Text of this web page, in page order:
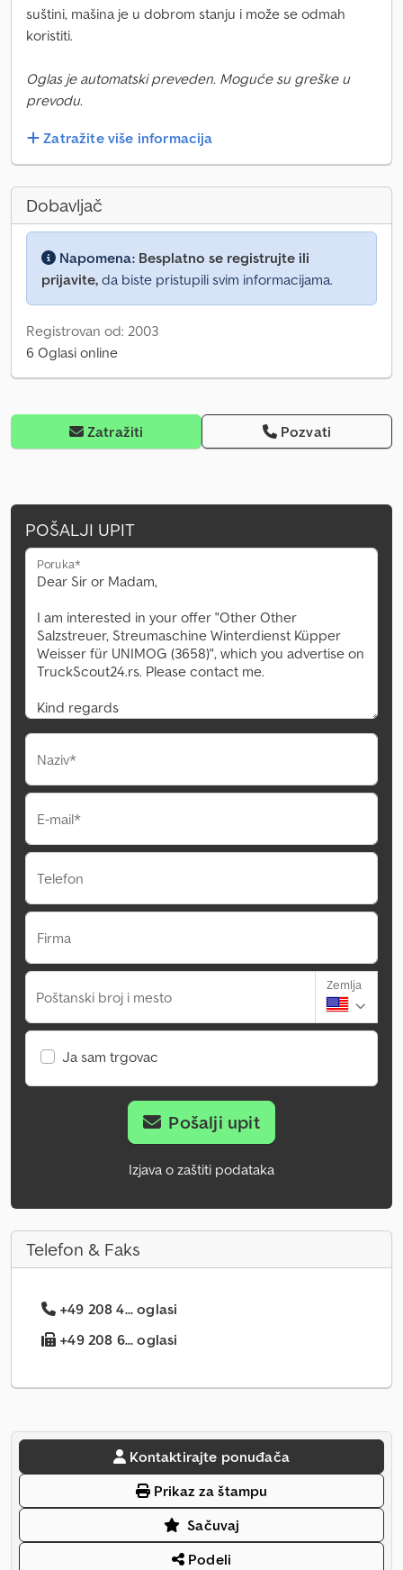
suštini, mašina je u dobrom stanju i može se odmah
koristiti.
Oglas je automatski preveden. Moguće su greške u
prevodu.
Zatražite više informacija
Dobavljač
Napomena: Besplatno se registrujte ili
prijavite, da biste pristupili svim informacijama.
Registrovan od: 2003
6 Oglasi online
Zatražiti Pozvati
POŠALJI UPIT
Poruka*
Naziv*
E-mail*
Telefon
Firma
Poštanski broj i mesto
Zemlja
Ja sam trgovac
Pošalji upit
Izjava o zaštiti podataka
Telefon & Faks
+49 208 4... oglasi
+49 208 6... oglasi
Kontaktirajte ponuđača
Prikaz za štampu
Sačuvaj
Podeli